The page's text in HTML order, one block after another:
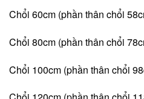
Chổi 60cm (phần thân chổi
Chổi 80cm (phần thân chổi
Chổi 100cm (phần thân chổi